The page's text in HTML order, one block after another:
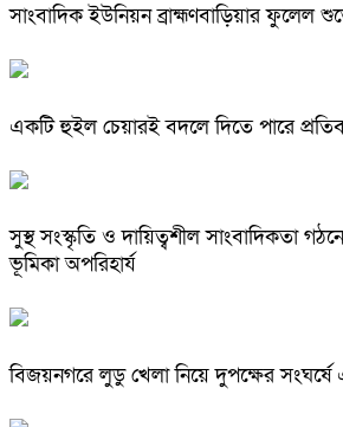
সাংবাদিক ইউনিয়ন ব্রাহ্মণবাড়িয়ার ফুলেল
একটি হুইল চেয়ারই বদলে দিতে পারে
সুস্থ সংস্কৃতি ও দায়িত্বশীল সাংবাদিকতা
ভূমিকা অপরিহার্য
বিজয়নগরে লুডু খেলা নিয়ে দুপক্ষের